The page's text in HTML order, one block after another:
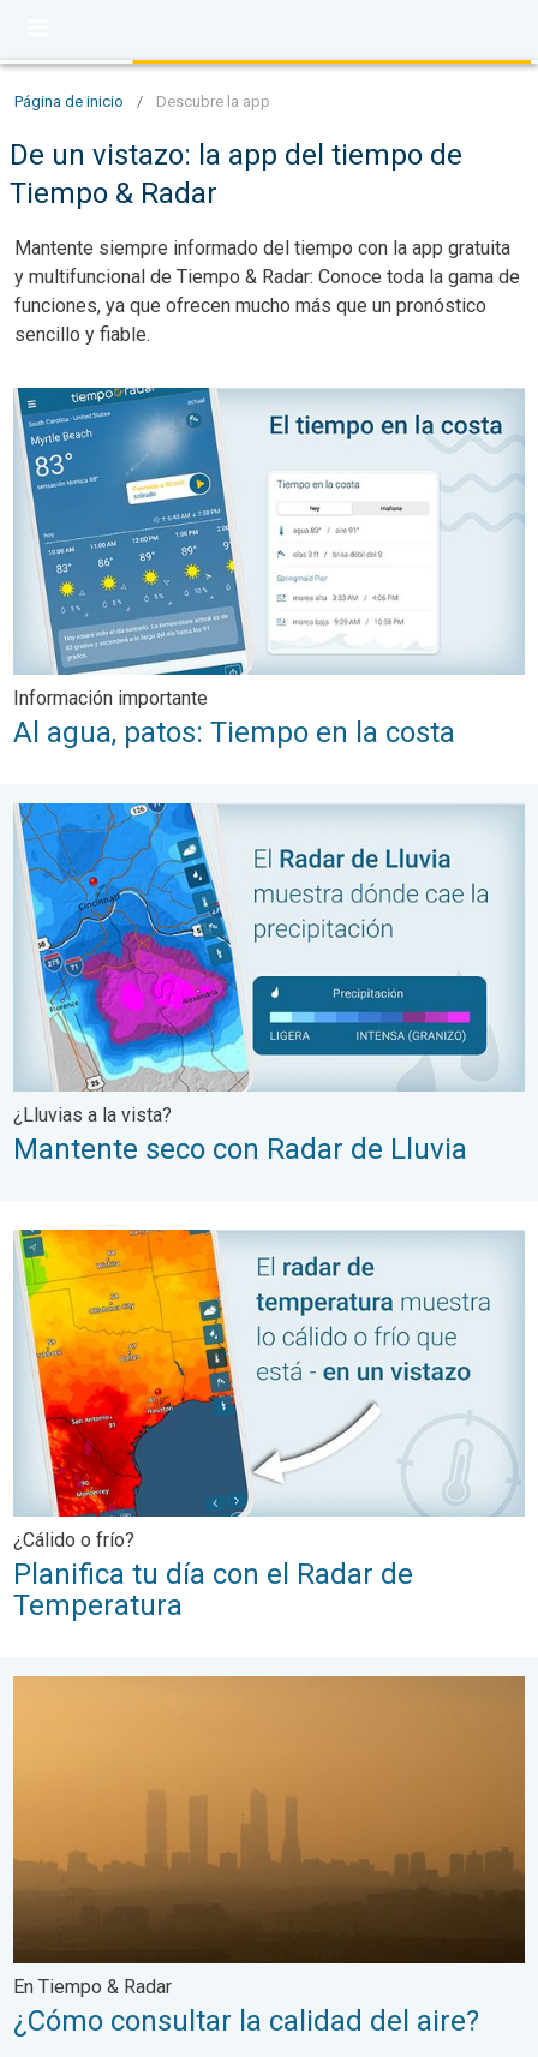
Página de inicio / Descubre la app
De un vistazo: la app del tiempo de
Tiempo & Radar
Mantente siempre informado del tiempo con la app gratuita
y multifuncional de Tiempo & Radar: Conoce toda la gama de
funciones, ya que ofrecen mucho más que un pronóstico
sencillo y fiable.
Al agua, patos: Tiempo en la costa. Información importante. . .
Información importante
Al agua, patos: Tiempo en la costa
Mantente seco con Radar de Lluvia. ¿Lluvias a la vista?. . .
¿Lluvias a la vista?
Mantente seco con Radar de Lluvia
Planifica tu día con el Radar de Temperatura. ¿Cálido o frío?. .
¿Cálido o frío?
Planifica tu día con el Radar de
Temperatura
¿Cómo consultar la calidad del aire?. En Tiempo & Radar. . .
En Tiempo & Radar
¿Cómo consultar la calidad del aire?